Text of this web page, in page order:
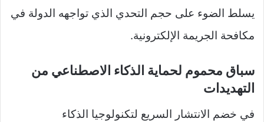
يسلط الضوء على حجم التحدي الذي تواجهه الدولة في
مكافحة الجريمة الإلكترونية.
سباق محموم لحماية الذكاء الاصطناعي من
التهديدات
في خضم الانتشار السريع لتكنولوجيا الذكاء